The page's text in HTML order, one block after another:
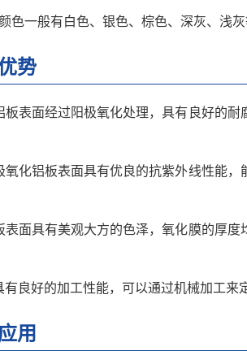
色一般有白色、银色、棕色、深灰、浅
势
表面经过阳极氧化处理，具有良好的
化铝板表面具有优良的抗紫外线性能
面具有美观大方的色泽，氧化膜的厚
良好的加工性能，可以通过机械加工来
用